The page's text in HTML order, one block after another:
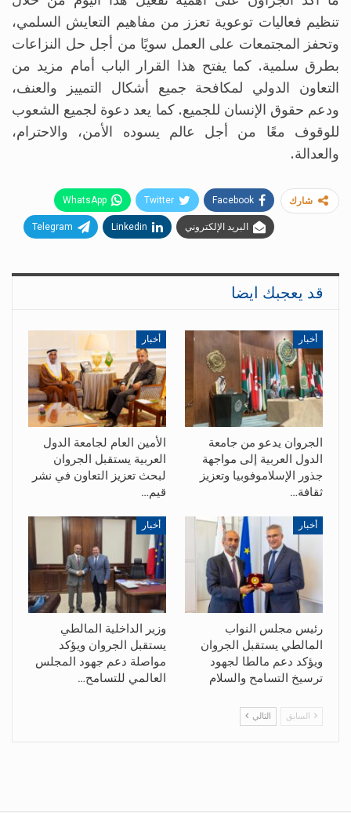
تنظيم فعاليات توعوية تعزز من مفاهيم التعايش السلمي،
وتحفز المجتمعات على العمل سويًا من أجل حل النزاعات
بطرق سلمية. كما يفتح هذا القرار الباب أمام مزيد من
التعاون الدولي لمكافحة جميع أشكال التمييز والعنف،
ودعم حقوق الإنسان للجميع. كما يعد دعوة لجميع الشعوب
للوقوف معًا من أجل عالم يسوده الأمن، والاحترام،
والعدالة.
شارك Facebook
Twitter
WhatsApp
البريد الإلكتروني Linkedin
Telegram
قد يعجبك ايضا
أخبار
الجروان يدعو من جامعة
الدول العربية إلى مواجهة
جذور الإسلاموفوبيا وتعزيز
ثقافة…
أخبار
الأمين العام لجامعة الدول
العربية يستقبل الجروان
لبحث تعزيز التعاون في نشر
قيم…
أخبار
رئيس مجلس النواب
المالطي يستقبل الجروان
ويؤكد دعم مالطا لجهود
ترسيخ التسامح والسلام
أخبار
وزير الداخلية المالطي
يستقبل الجروان ويؤكد
مواصلة دعم جهود المجلس
العالمي للتسامح…
السابق التالي